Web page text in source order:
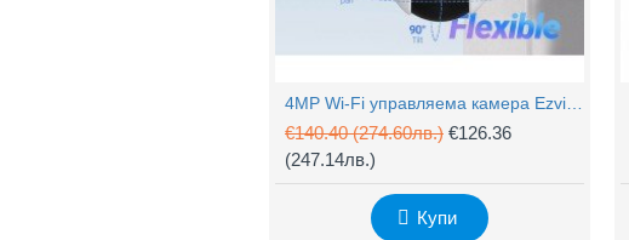
€140.40(274.60лв.) €126.36
(247.14лв.)
Купи